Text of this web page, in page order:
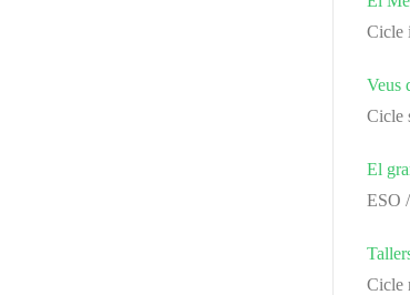
Cicle
Veus
Cicle
El
ESO
Cicle